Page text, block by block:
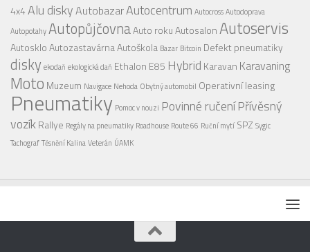
4x4Alu diskyAutobazarAutocentrum AutocrossAutodoprava
AutopotahyAutopůjčovnaAuto rokuAutosalonAutoservis
AutoskloAutozastavárnaAutoškola Bazar Bitcoin Defekt pneumatiky
disky ekodaň ekologická daň Ethalon E85 Hybrid Karavan Karavaning
Moto Muzeum Navigace Nehoda Obytný automobil Operativní leasing
Pneumatiky Pomoc v nouzi Povinné ručeníPřívěsný
vozíkRallye Regály na pneumatiky Roadhouse Route 66 Ruční mytí SPZ Sygic
TachografTěsnění KalinaVeterán ÚAMK